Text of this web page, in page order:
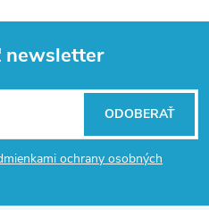
newsletter
ochrany osobných
ODOBERAŤ